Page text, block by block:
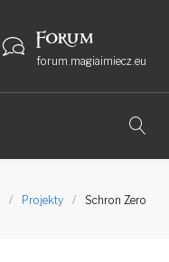
Forum
forum.magiaimiecz.eu
/ Projekty / Schron Zero